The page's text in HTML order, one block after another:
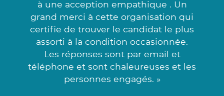
à une acception empathique . Un
grand merci à cette organisation qui
certifie de trouver le candidat le plus
assorti à la condition occasionnée.
Les réponses sont par email et
téléphone et sont chaleureuses et les
personnes engagés. »